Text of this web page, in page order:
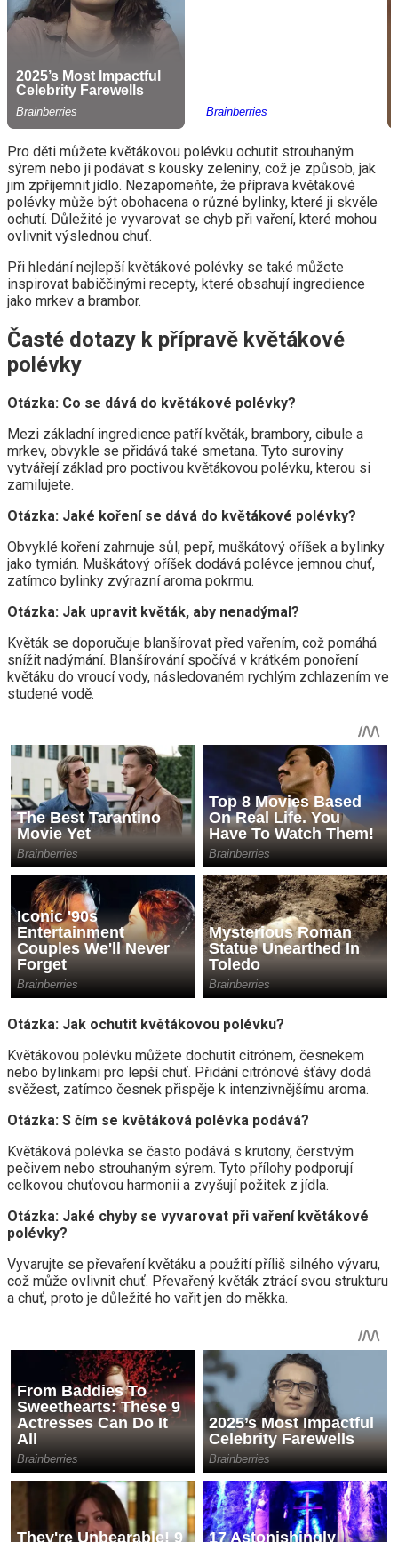
Pro děti můžete květákovou polévku ochutit strouhaným
sýrem nebo ji podávat s kousky zeleniny, což je způsob, jak
jim zpříjemnit jídlo. Nezapomeňte, že příprava květákové
polévky může být obohacena o různé bylinky, které ji skvěle
ochutí. Důležité je vyvarovat se chyb při vaření, které mohou
ovlivnit výslednou chuť.
Při hledání nejlepší květákové polévky se také můžete
inspirovat babiččinými recepty, které obsahují ingredience
jako mrkev a brambor.
Časté dotazy k přípravě květákové
polévky
Otázka: Co se dává do květákové polévky?
Mezi základní ingredience patří květák, brambory, cibule a
mrkev, obvykle se přidává také smetana. Tyto suroviny
vytvářejí základ pro poctivou květákovou polévku, kterou si
zamilujete.
Otázka: Jaké koření se dává do květákové polévky?
Obvyklé koření zahrnuje sůl, pepř, muškátový oříšek a bylinky
jako tymián. Muškátový oříšek dodává polévce jemnou chuť,
zatímco bylinky zvýrazní aroma pokrmu.
Otázka: Jak upravit květák, aby nenadýmal?
Květák se doporučuje blanšírovat před vařením, což pomáhá
snížit nadýmání. Blanšírování spočívá v krátkém ponoření
květáku do vroucí vody, následovaném rychlým zchlazením ve
studené vodě.
Otázka: Jak ochutit květákovou polévku?
Květákovou polévku můžete dochutit citrónem, česnekem
nebo bylinkami pro lepší chuť. Přidání citrónové šťávy dodá
svěžest, zatímco česnek přispěje k intenzivnějšímu aroma.
Otázka: S čím se květáková polévka podává?
Květáková polévka se často podává s krutony, čerstvým
pečivem nebo strouhaným sýrem. Tyto přílohy podporují
celkovou chuťovou harmonii a zvyšují požitek z jídla.
Otázka: Jaké chyby se vyvarovat při vaření květákové
polévky?
Vyvarujte se převaření květáku a použití příliš silného vývaru,
což může ovlivnit chuť. Převařený květák ztrácí svou strukturu
a chuť, proto je důležité ho vařit jen do měkka.